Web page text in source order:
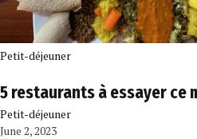
Petit-déjeuner
5 restaurants à essayer ce
Petit-déjeuner
June 2, 2023